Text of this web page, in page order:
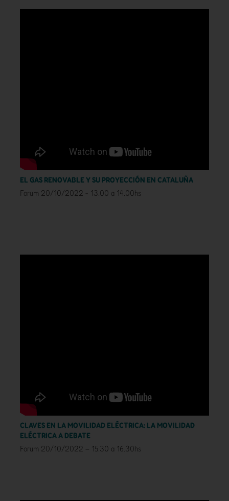
EL GAS RENOVABLE Y SU PROYECCIÓN EN CATALUÑA
Forum 20/10/2022 - 13.00 a 14.00hs
CLAVES EN LA MOVILIDAD ELÉCTRICA: LA MOVILIDAD
ELÉCTRICA A DEBATE
Forum 20/10/2022 – 15.30 a 16.30hs